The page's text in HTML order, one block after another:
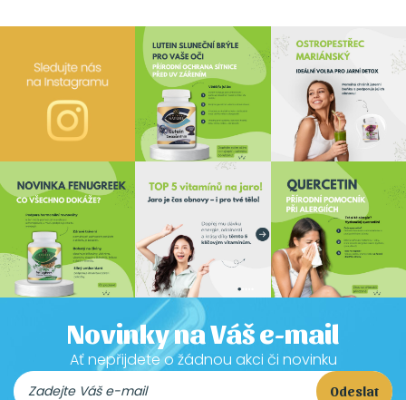
Novinky na Váš e-mail
Ať nepřijdete o žádnou akci či novinku
Odeslat